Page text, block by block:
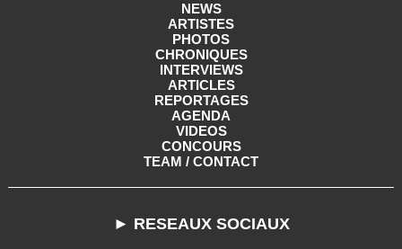
NEWS
ARTISTES
PHOTOS
CHRONIQUES
INTERVIEWS
ARTICLES
REPORTAGES
AGENDA
VIDEOS
CONCOURS
TEAM / CONTACT
► RESEAUX SOCIAUX